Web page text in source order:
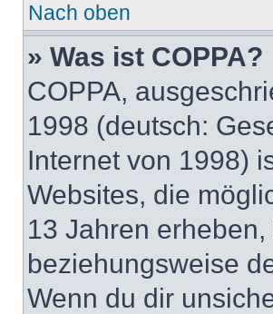
Nach oben
» Was ist COPPA?
COPPA,
1998 (deutsch:
Internet von 1998)
Websites, die
13 Jahren
beziehungsweise
Wenn du dir